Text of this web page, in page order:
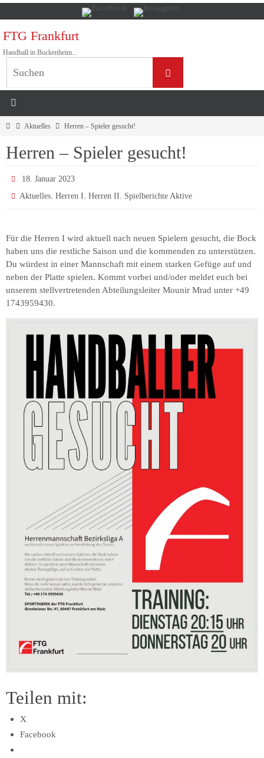
Inhalt
springen
FTG Frankfurt
Handball in Bockenheim...
Suchen
HomeAktuelles Herren – Spieler gesucht!
Herren – Spieler gesucht!
18. Januar 2023
Aktuelles,Herren I,Herren II, Spielberichte Aktive
Für die Herren I wird aktuell nach neuen Spielern gesucht, die Bock
haben uns die restliche Saison und die kommenden zu unterstützen.
Du würdest in einer Mannschaft mit einem starken Gefüge auf und
neben der Platte spielen. Kommt vorbei und/oder meldet euch bei
unserem stellvertretenden Abteilungsleiter Mounir Mrad unter +49
1743959430.
Teilen mit:
X
Facebook